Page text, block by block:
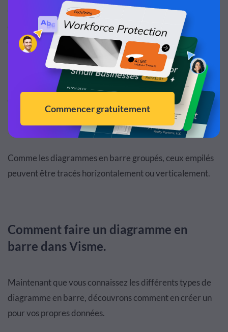
Ce diagramme en barre empilé devient donc un exemple
de représentation visuelle des données où les sous-
catégories peuvent être vues comme constituant
l'ensemble.
Nous pouvons facilement déduire de ce graphique
qu'Andy a réalisé le plus de ventes globales (11 articles)
tandis que Charles a vendu le moins de pinces (seulement
1) au mois de janvier.
Comme les diagrammes en barre groupés, ceux empilés
peuvent être tracés horizontalement ou verticalement.
Comment faire un diagramme en
barre dans Visme.
Maintenant que vous connaissez les différents types de
diagramme en barre, découvrons comment en créer un
pour vos propres données.